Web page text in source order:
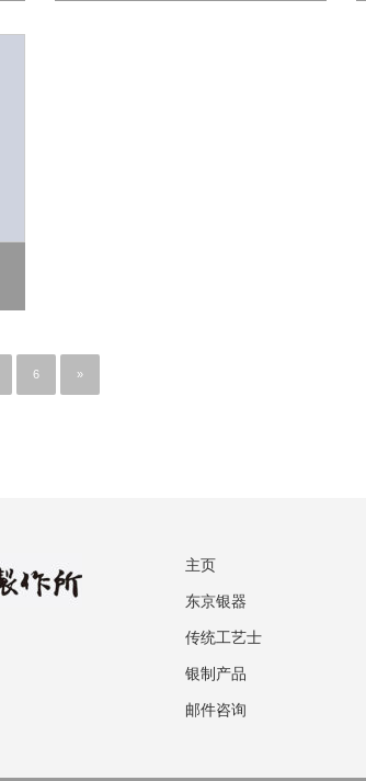
6 »
主页
东京银器
传统工艺士
银制产品
邮件咨询